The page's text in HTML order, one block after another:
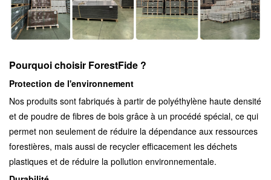
Pourquoi choisir ForestFide ?
Protection de l'environnement
Nos produits sont fabriqués à partir de polyéthylène haute densité
et de poudre de fibres de bois grâce à un procédé spécial, ce qui
permet non seulement de réduire la dépendance aux ressources
forestières, mais aussi de recycler efficacement les déchets
plastiques et de réduire la pollution environnementale.